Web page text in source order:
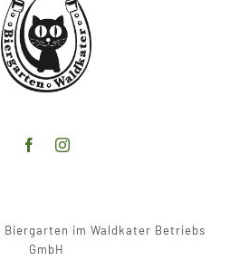
im Waldkater Betriebs
GmbH